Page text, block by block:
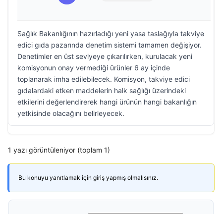
Sağlık Bakanlığının hazırladığı yeni yasa taslağıyla takviye
edici gıda pazarında denetim sistemi tamamen değişiyor.
Denetimler en üst seviyeye çıkarılırken, kurulacak yeni
komisyonun onay vermediği ürünler 6 ay içinde
toplanarak imha edilebilecek. Komisyon, takviye edici
gıdalardaki etken maddelerin halk sağlığı üzerindeki
etkilerini değerlendirerek hangi ürünün hangi bakanlığın
yetkisinde olacağını belirleyecek.
1 yazı görüntüleniyor (toplam 1)
Bu konuyu yanıtlamak için giriş yapmış olmalısınız.